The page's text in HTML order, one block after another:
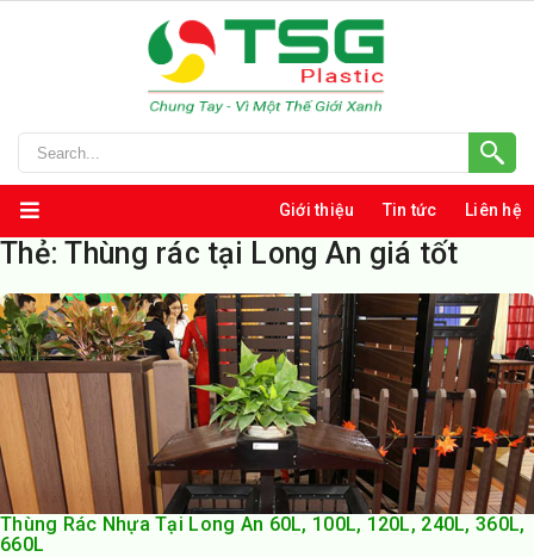
Giới thiệu Tin tức Liên hệ
Thẻ:Thùng rác tại Long An giá tốt
Thùng Rác Nhựa Tại Long An 60L, 100L, 120L, 240L, 360L,
660L